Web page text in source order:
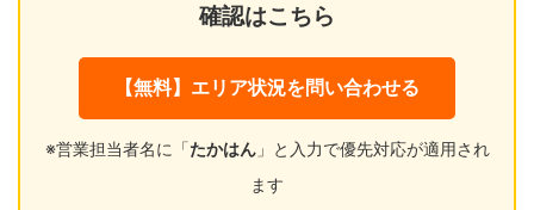
確認はこちら
【無料】エリア状況を問い合わせる
※営業担当者名に「たかはん」と入力で優先対応が適用され
ます